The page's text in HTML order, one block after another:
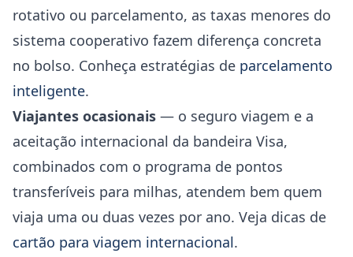
rotativo ou parcelamento, as taxas menores do
sistema cooperativo fazem diferença concreta
no bolso. Conheça estratégias de parcelamento
inteligente.
Viajantes ocasionais — o seguro viagem e a
aceitação internacional da bandeira Visa,
combinados com o programa de pontos
transferíveis para milhas, atendem bem quem
viaja uma ou duas vezes por ano. Veja dicas de
cartão para viagem internacional.